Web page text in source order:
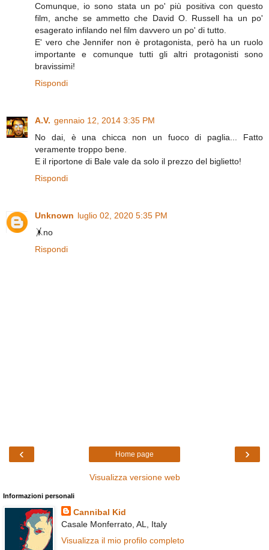
Comunque, io sono stata un po' più positiva con questo
film, anche se ammetto che David O. Russell ha un po'
esagerato infilando nel film davvero un po' di tutto.
E' vero che Jennifer non è protagonista, però ha un ruolo
importante e comunque tutti gli altri protagonisti sono
bravissimi!
Rispondi
A.V. gennaio 12, 2014 3:35 PM
No dai, è una chicca non un fuoco di paglia... Fatto
veramente troppo bene.
E il riportone di Bale vale da solo il prezzo del biglietto!
Rispondi
Unknown luglio 02, 2020 5:35 PM
🤸no
Rispondi
‹ ›
Home page
Visualizza versione web
Informazioni personali
Cannibal Kid
Casale Monferrato, AL, Italy
Visualizza il mio profilo completo